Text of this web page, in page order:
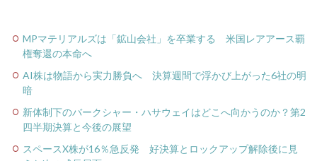
MPマテリアルズは「鉱山会社」を卒業する 米国レアアース覇
権奪還の本命へ
AI株は物語から実力勝負へ 決算週間で浮かび上がった6社の明
暗
新体制下のバークシャー・ハサウェイはどこへ向かうのか？第2
四半期決算と今後の展望
スペースX株が16％急反発 好決算とロックアップ解除後に見